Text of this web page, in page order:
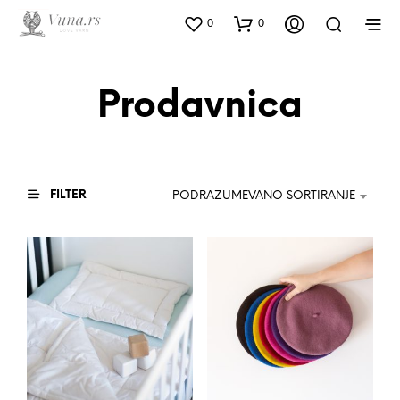
0 0
Prodavnica
FILTER PODRAZUMEVANO SORTIRANJE